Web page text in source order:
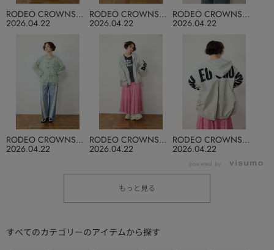
2026.04.22
RODEO CROWNS
WIDE BOWL 2026.04.22
RODEO CROWNS
WIDE BOWL 2026.04.22
RODEO CROWNS
WIDE BOWL
2026.04.22
RODEO CROWNS
WIDE BOWL 2026.04.22
RODEO CROWNS
WIDE BOWL 2026.04.22
RODEO CROWNS
WIDE BOWL
powered by
もっと見る
すべてのカテゴリーのアイテムから探す